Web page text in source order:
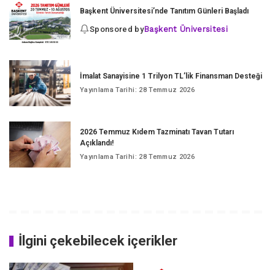
Başkent Üniversitesi’nde Tanıtım Günleri Başladı
Sponsored byBaşkent Üniversitesi
İmalat Sanayisine 1 Trilyon TL’lik Finansman Desteği
Yayınlama Tarihi: 28 Temmuz 2026
2026 Temmuz Kıdem Tazminatı Tavan Tutarı
Açıklandı!
Yayınlama Tarihi: 28 Temmuz 2026
İlgini çekebilecek içerikler